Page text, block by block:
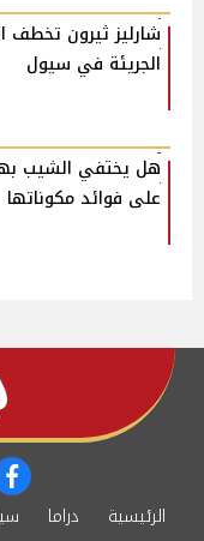
شارليز ثيرون تخطف
الجريئة في سيول
هل يختفي الشيب
على فوائد مكوناتها
الرئيسية دراما